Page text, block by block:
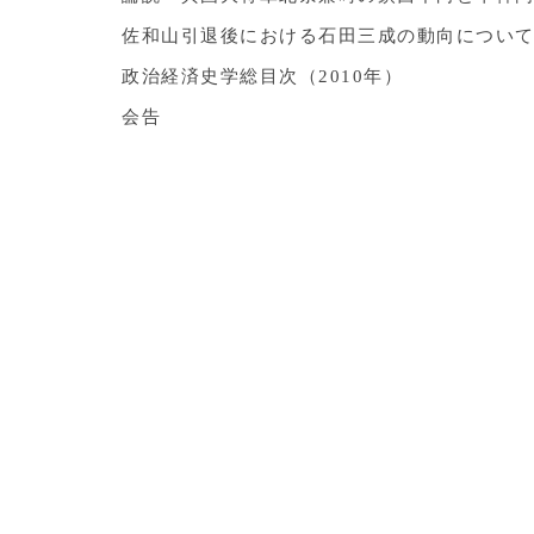
佐和山引退後における石田三成の動向につい
政治経済史学総目次（2010年）
会告